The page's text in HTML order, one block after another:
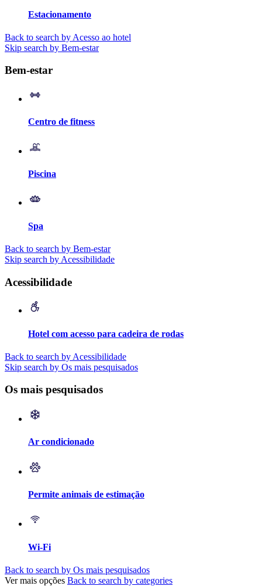
Estacionamento
Back to search by Acesso ao hotel
Skip search by Bem-estar
Bem-estar
Centro de fitness
Piscina
Spa
Back to search by Bem-estar
Skip search by Acessibilidade
Acessibilidade
Hotel com acesso para cadeira de rodas
Back to search by Acessibilidade
Skip search by Os mais pesquisados
Os mais pesquisados
Ar condicionado
Permite animais de estimação
Wi-Fi
Back to search by Os mais pesquisados
Ver mais opções Back to search by categories